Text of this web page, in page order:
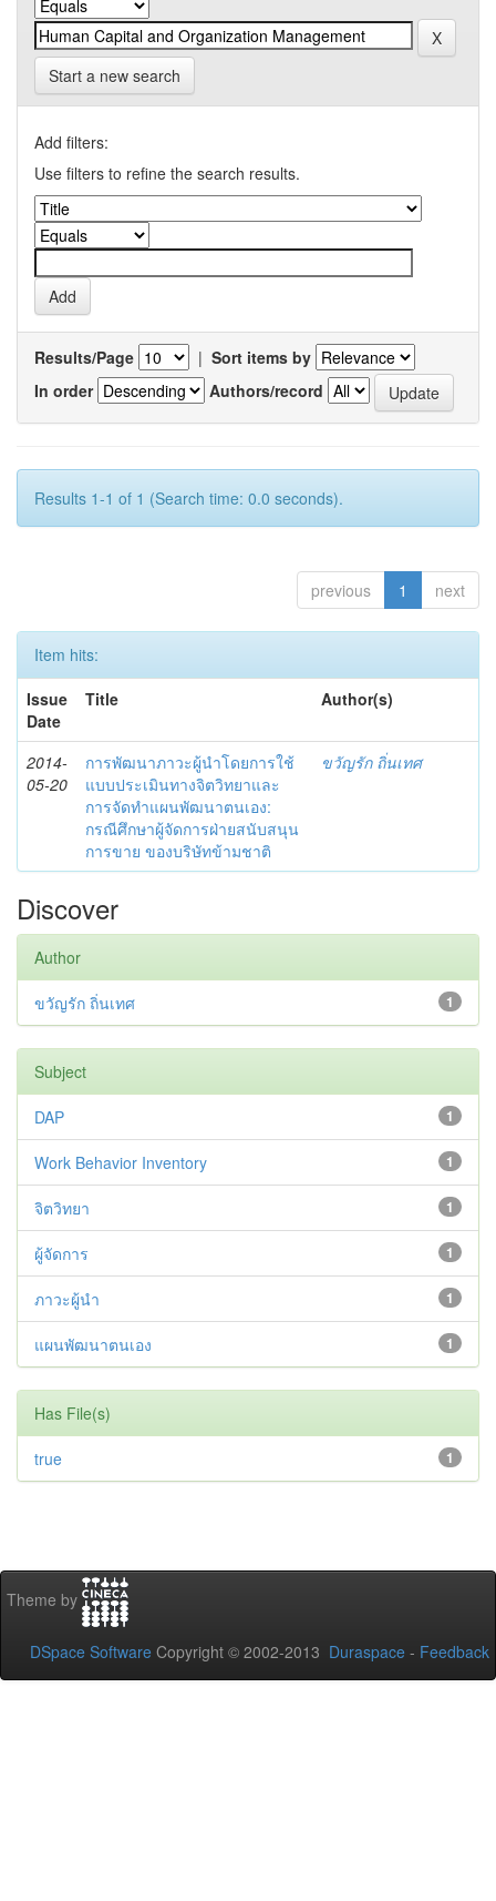
Start a new search
Add filters:
Use filters to refine the search results.
Results/Page | Sort items by
In order
Authors/record
Results 1-1 of 1 (Search time: 0.0 seconds).
previous 1 next
Item hits:
Issue
Date
Title Author(s)
2014-
05-20
การพัฒนาภาวะผู้นำโดยการใช้
แบบประเมินทางจิตวิทยาและ
การจัดทำแผนพัฒนาตนเอง:
กรณีศึกษาผู้จัดการฝ่ายสนับสนุน
การขาย ของบริษัทข้ามชาติ
ขวัญรัก ถิ่นเทศ
Discover
Author
1
ขวัญรัก ถิ่นเทศ
Subject
1
DAP
1
Work Behavior Inventory
1
จิตวิทยา
1
ผู้จัดการ
1
ภาวะผู้นำ
1
แผนพัฒนาตนเอง
Has File(s)
1
true
Theme by
DSpace Software Copyright © 2002-2013 Duraspace - Feedback